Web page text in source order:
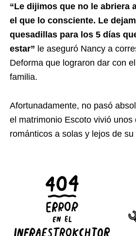
“Le dijimos que no le abriera
el que lo consciente. Le
quesadillas para los 5 días
estar” le aseguró Nancy a
Deforma que lograron dar con
familia.
Afortunadamente, no pasó
el matrimonio Escoto vivió unos
románticos a solas y lejos de su